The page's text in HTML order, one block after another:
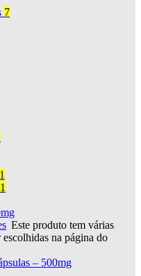
7
1
1
Este produto tem várias
na página do
– 500mg